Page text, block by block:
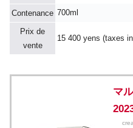
Contenance 700ml
Prix de
vente
15 400 yens (taxes
マ